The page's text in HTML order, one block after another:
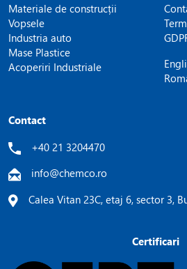
Materiale de construcții
Vopsele
Industria auto
Mase Plastice
Acoperiri Industriale
Contact
+40 21 3204470
info@chemco.ro
Calea Vitan 23C, etaj 6, sector 3,
Certificari